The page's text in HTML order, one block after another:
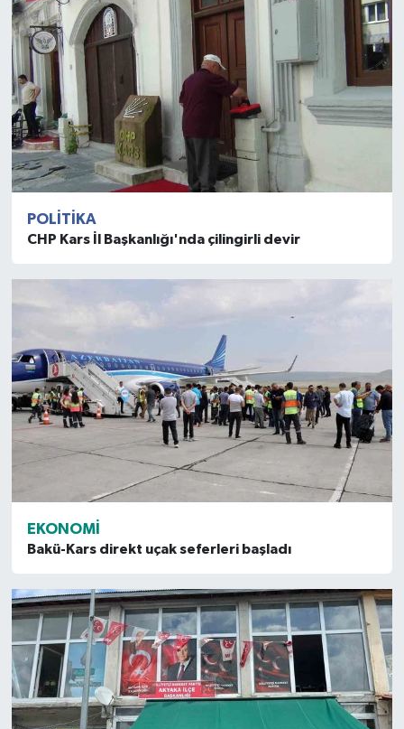
POLITIKA
CHP Kars İl Başkanlığı'nda çilingirli devir
EKONOMI
Bakü-Kars direkt uçak seferleri başladı